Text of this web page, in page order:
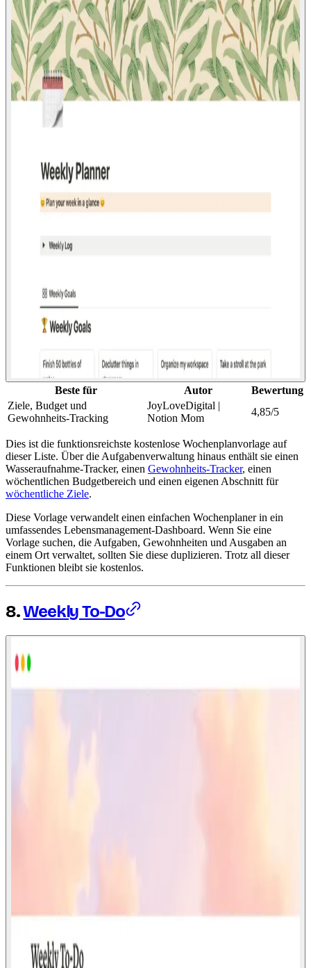
Beste für Autor
Bewertung
Ziele, Budget und
Gewohnheits-Tracking
JoyLoveDigital |
Notion Mom
4,85/5
Dies ist die funktionsreichste kostenlose Wochenplanvorlage auf
dieser Liste. Über die Aufgabenverwaltung hinaus enthält sie einen
Wasseraufnahme-Tracker, einen Gewohnheits-Tracker, einen
wöchentlichen Budgetbereich und einen eigenen Abschnitt für
wöchentliche Ziele.
Diese Vorlage verwandelt einen einfachen Wochenplaner in ein
umfassendes Lebensmanagement-Dashboard. Wenn Sie eine
Vorlage suchen, die Aufgaben, Gewohnheiten und Ausgaben an
einem Ort verwaltet, sollten Sie diese duplizieren. Trotz all dieser
Funktionen bleibt sie kostenlos.
8.Weekly To-Do